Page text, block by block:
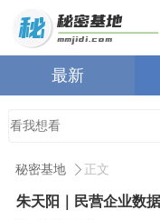
最新
秘密基地 正文
朱天阳｜民营企业数